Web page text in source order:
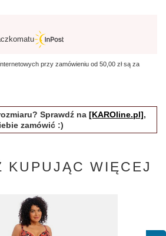
przy zamówieniu od 50,00 złsą za
Sprawdź na [KAROline.pl],
zamówić :)
KUPUJĄC WIĘCEJ